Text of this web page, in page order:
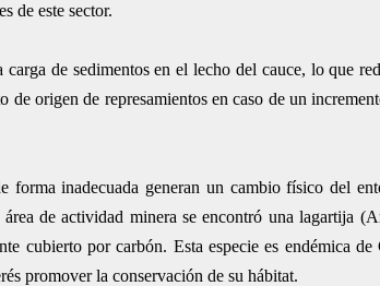
de este sector.
de sedimentos en el lecho del cauce, lo que
origen de represamientos en caso de un
forma inadecuada generan un cambio físico del
de actividad minera se encontró una lagartija
cubierto por carbón. Esta especie es endémica
promover la conservación de su hábitat.